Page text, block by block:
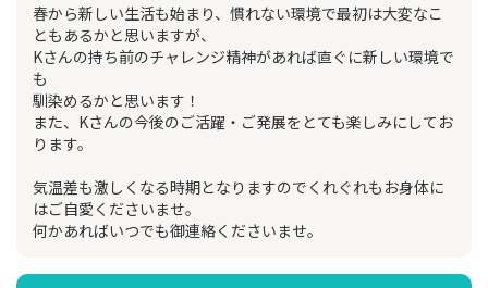
春から新しい生活も始まり、慣れない環境で最初は大変なこ
ともあるかと思いますが、
Kさんの持ち前のチャレンジ精神があれば直ぐに新しい環境で
も
馴染めるかと思います！
また、Kさんの今後のご活躍・ご発展をとても楽しみにしてお
ります。
気温差も激しくなる時期となりますのでくれぐれもお身体に
はご自愛くださいませ。
何かあればいつでも御連絡くださいませ。